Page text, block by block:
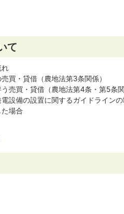
て
れ
買・貸借（農地法第3条関係）
売買・貸借（農地法第4条・第5条関
設備の設置に関するガイドライン
場合